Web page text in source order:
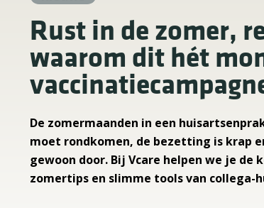
Rust in de zomer,
waarom dit hét
De zomermaanden in een
moet rondkomen, de bezetting is krap
gewoon door. Bij Vcare helpen we je
zomertips en slimme tools van